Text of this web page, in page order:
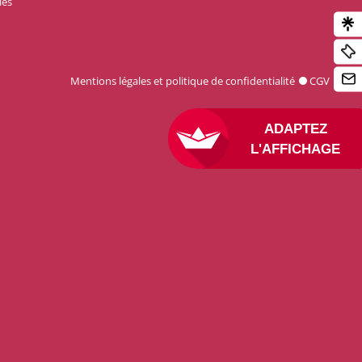
ADAPTEZ
L'AFFICHAGE
Mentions légales et politique de confidentialité CGV